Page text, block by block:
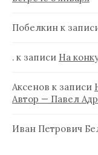
Побелкин к
. к записи На
Аксенов к записи
Автор — Павел
Иван Петрович